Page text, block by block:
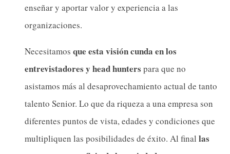
enseñar y aportar valor y experiencia a las
organizaciones.
Necesitamos que esta visión cunda en los
entrevistadores y head hunters para que no
asistamos más al desaprovechamiento actual de tanto
talento Senior. Lo que da riqueza a una empresa son
diferentes puntos de vista, edades y condiciones que
multipliquen las posibilidades de éxito. Al final las